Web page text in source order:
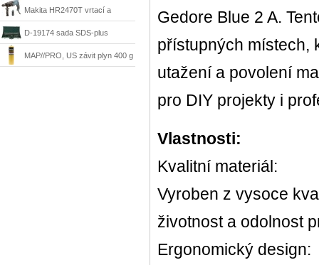
plynů Ridgid 36163
Makita HR2470T vrtací a
sekací kladivo 780 W, SDS-
Plus
D-19174 sada SDS-plus
sekáče a vrtáky Makita
MAP//PRO, US závit plyn 400 g
Gedore Blue 2 A.
přístupných místech,
utažení a povolení
pro DIY projekty i
Vlastnosti:
Kvalitní materiál:
Vyroben z vysoce
životnost a odolnost
Ergonomický design: